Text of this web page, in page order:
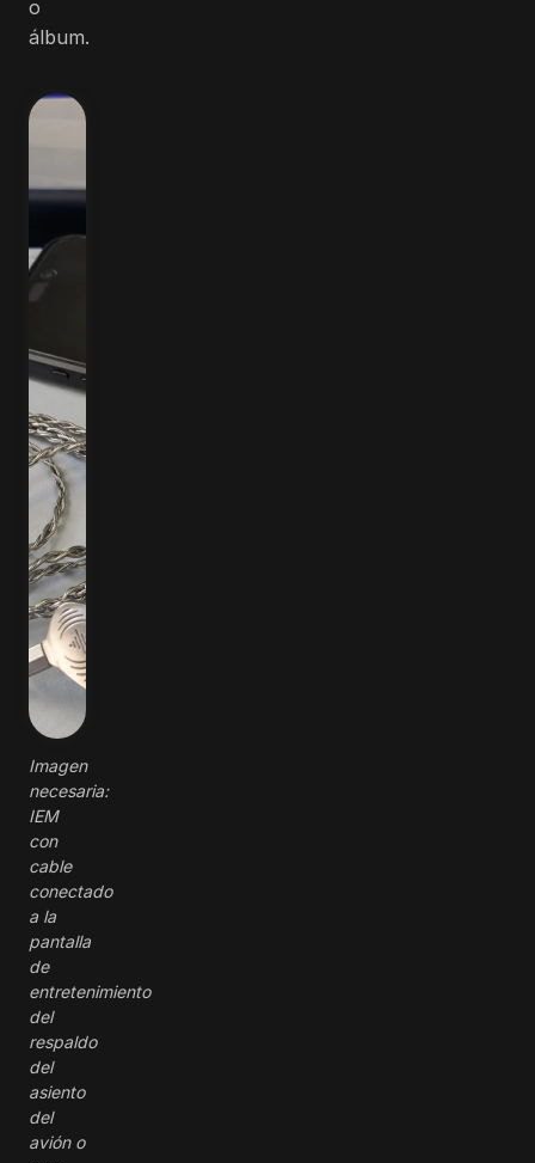
o
álbum.
Imagen
necesaria:
IEM
con
cable
conectado
a la
pantalla
de
entretenimiento
del
respaldo
del
asiento
del
avión o